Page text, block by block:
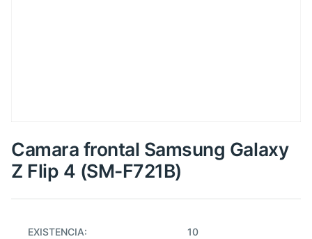
Camara frontal Samsung Galaxy
Z Flip 4 (SM-F721B)
EXISTENCIA: 10